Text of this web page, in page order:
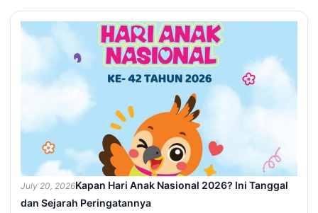
July 20, 2026Kapan Hari Anak Nasional 2026? Ini Tanggal
dan Sejarah Peringatannya